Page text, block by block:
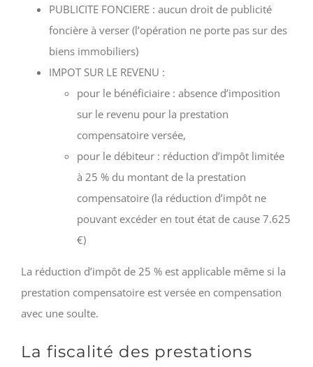
PUBLICITE FONCIERE : aucun droit de publicité
foncière à verser (l’opération ne porte pas sur des
biens immobiliers)
IMPOT SUR LE REVENU :
pour le bénéficiaire : absence d’imposition
sur le revenu pour la prestation
compensatoire versée,
pour le débiteur : réduction d’impôt limitée
à 25 % du montant de la prestation
compensatoire (la réduction d’impôt ne
pouvant excéder en tout état de cause 7.625
€)
La réduction d’impôt de 25 % est applicable même si la
prestation compensatoire est versée en compensation
avec une soulte.
La fiscalité des prestations